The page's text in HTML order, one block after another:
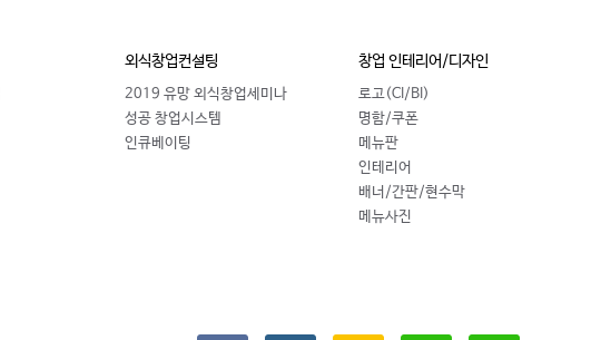
외식창업컨설팅
2019 유망 외식창업세미나
성공 창업시스템
인큐베이팅
창업 인테리어/디자인
로고(CI/BI)
명함/쿠폰
메뉴판
인테리어
배너/간판/현수막
메뉴사진